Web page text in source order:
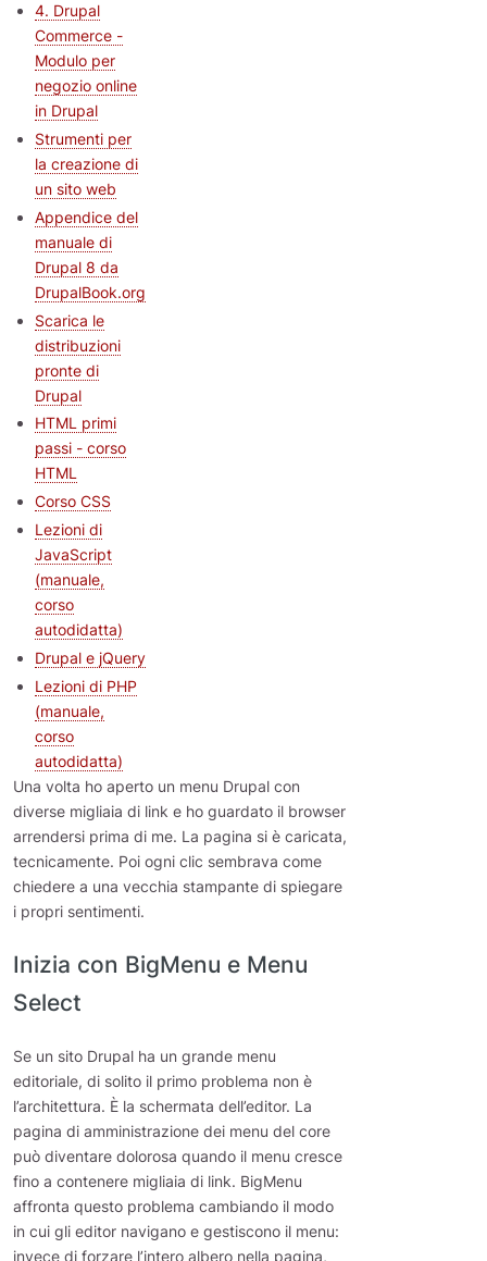
4. Drupal
Commerce -
Modulo per
negozio online
in Drupal
Strumenti per
la creazione di
un sito web
Appendice del
manuale di
Drupal 8 da
DrupalBook.org
Scarica le
distribuzioni
pronte di
Drupal
HTML primi
passi - corso
HTML
Corso CSS
Lezioni di
JavaScript
(manuale,
corso
autodidatta)
Drupal e jQuery
Lezioni di PHP
(manuale,
corso
autodidatta)
Una volta ho aperto un menu Drupal con
diverse migliaia di link e ho guardato il browser
arrendersi prima di me. La pagina si è caricata,
tecnicamente. Poi ogni clic sembrava come
chiedere a una vecchia stampante di spiegare
i propri sentimenti.
Inizia con BigMenu e Menu
Select
Se un sito Drupal ha un grande menu
editoriale, di solito il primo problema non è
l’architettura. È la schermata dell’editor. La
pagina di amministrazione dei menu del core
può diventare dolorosa quando il menu cresce
fino a contenere migliaia di link. BigMenu
affronta questo problema cambiando il modo
in cui gli editor navigano e gestiscono il menu:
invece di forzare l’intero albero nella pagina,